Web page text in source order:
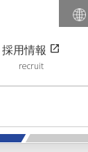
採用情報 open_in_new
recruit